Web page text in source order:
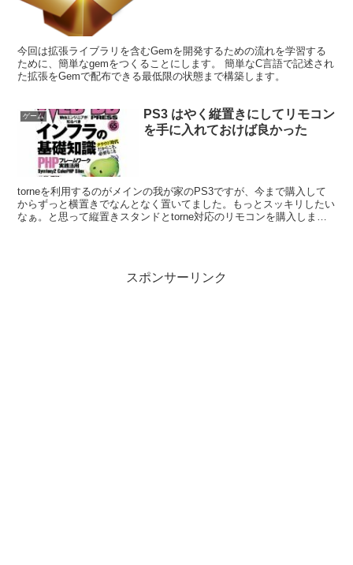
今回は拡張ライブラリを含むGemを開発するための流れを学習する
ために、簡単なgemをつくることにします。 簡単なC言語で記述され
た拡張をGemで配布できる最低限の状態まで構築します。
ゲーム
PS3 はやく縦置きにしてリモコン
を手に入れておけば良かった
torneを利用するのがメインの我が家のPS3ですが、今まで購入して
からずっと横置きでなんとなく置いてました。もっとスッキリしたい
なぁ。と思って縦置きスタンドとtorne対応のリモコンを購入しまし
スポンサーリンク